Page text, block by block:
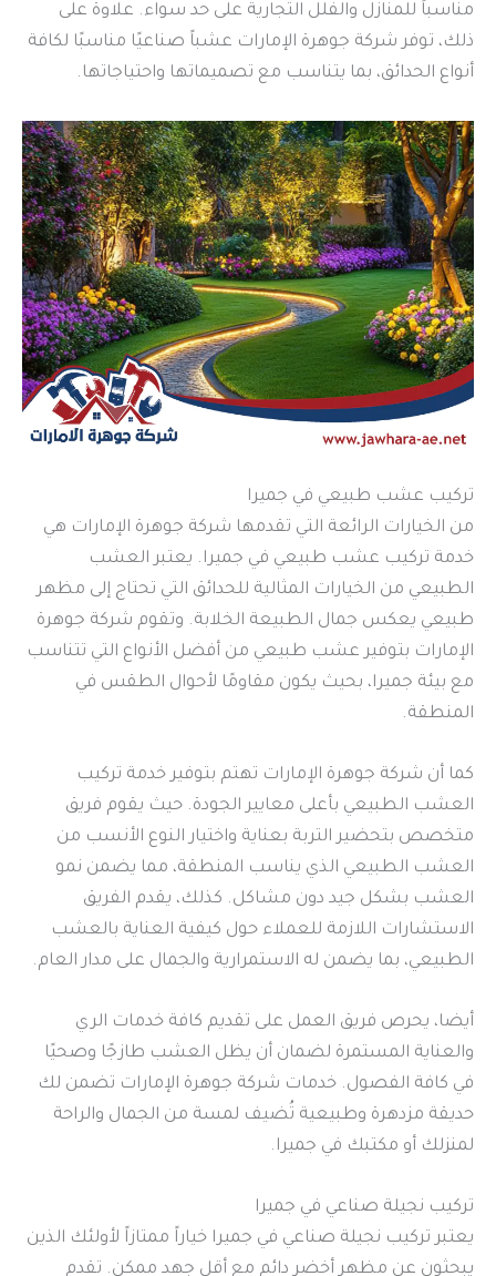
مناسباً للمنازل والفلل التجارية على حد سواء. علاوة على
ذلك، توفر شركة جوهرة الإمارات عشباً صناعيًا مناسبًا لكافة
أنواع الحدائق، بما يتناسب مع تصميماتها واحتياجاتها.
تركيب عشب طبيعي في جميرا
من الخيارات الرائعة التي تقدمها شركة جوهرة الإمارات هي
خدمة تركيب عشب طبيعي في جميرا. يعتبر العشب
الطبيعي من الخيارات المثالية للحدائق التي تحتاج إلى مظهر
طبيعي يعكس جمال الطبيعة الخلابة. وتقوم شركة جوهرة
الإمارات بتوفير عشب طبيعي من أفضل الأنواع التي تتناسب
مع بيئة جميرا، بحيث يكون مقاومًا لأحوال الطقس في
المنطقة.
كما أن شركة جوهرة الإمارات تهتم بتوفير خدمة تركيب
العشب الطبيعي بأعلى معايير الجودة. حيث يقوم فريق
متخصص بتحضير التربة بعناية واختيار النوع الأنسب من
العشب الطبيعي الذي يناسب المنطقة، مما يضمن نمو
العشب بشكل جيد دون مشاكل. كذلك، يقدم الفريق
الاستشارات اللازمة للعملاء حول كيفية العناية بالعشب
الطبيعي، بما يضمن له الاستمرارية والجمال على مدار العام.
أيضا، يحرص فريق العمل على تقديم كافة خدمات الري
والعناية المستمرة لضمان أن يظل العشب طازجًا وصحيًا
في كافة الفصول. خدمات شركة جوهرة الإمارات تضمن لك
حديقة مزدهرة وطبيعية تُضيف لمسة من الجمال والراحة
لمنزلك أو مكتبك في جميرا.
تركيب نجيلة صناعي في جميرا
يعتبر تركيب نجيلة صناعي في جميرا خياراً ممتازاً لأولئك الذين
يبحثون عن مظهر أخضر دائم مع أقل جهد ممكن. تقدم